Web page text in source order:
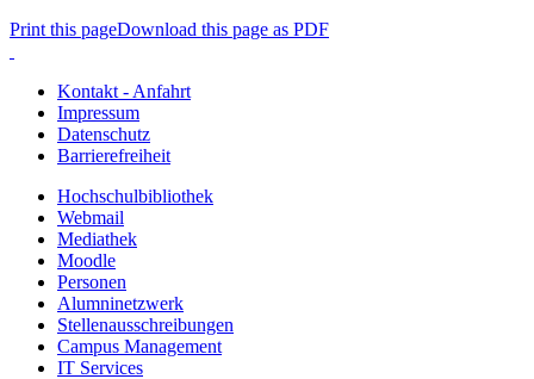
Print this pageDownload this page as PDF
Kontakt - Anfahrt
Impressum
Datenschutz
Barrierefreiheit
Hochschulbibliothek
Webmail
Mediathek
Moodle
Personen
Alumninetzwerk
Stellenausschreibungen
Campus Management
IT Services